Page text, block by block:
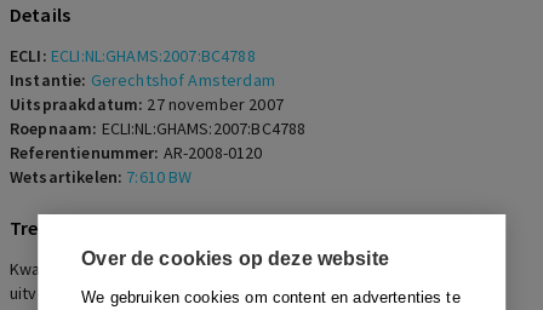
Over de cookies op deze website
We gebruiken cookies om content en advertenties te
Details
ECLI: ECLI:NL:GHAMS:2007:BC4788
Instantie: Gerechtshof Amsterdam
Uitspraakdatum: 27 november 2007
Roepnaam: ECLI:NL:GHAMS:2007:BC4788
Referentienummer: AR-2008-0120
Wetsartikelen: 7:610 BW
Trefwoorden
Kwalificatie arbeidsovereenkomst, Partijbedoeling, Feitelijke
uitvoering, Managmentovereenkomst